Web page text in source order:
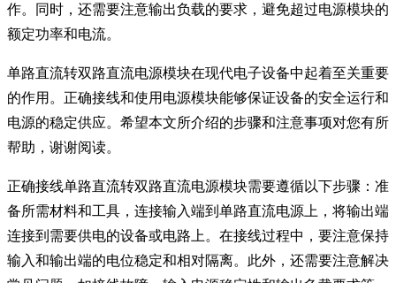
作。同时，还需要注意输出负载的要求，避免超过电源模块的
额定功率和电流。
单路直流转双路直流电源模块在现代电子设备中起着至关重要
的作用。正确接线和使用电源模块能够保证设备的安全运行和
电源的稳定供应。希望本文所介绍的步骤和注意事项对您有所
帮助，谢谢阅读。
正确接线单路直流转双路直流电源模块需要遵循以下步骤：准
备所需材料和工具，连接输入端到单路直流电源上，将输出端
连接到需要供电的设备或电路上。在接线过程中，要注意保持
输入和输出端的电位稳定和相对隔离。此外，还需要注意解决